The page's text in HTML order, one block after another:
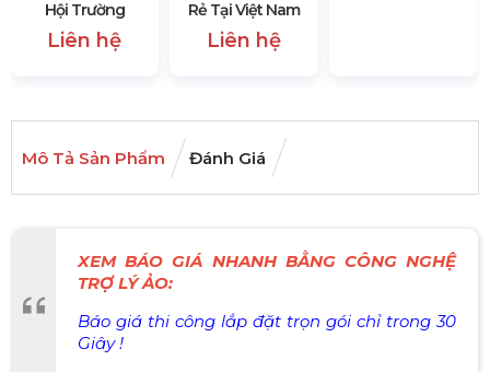
Hội Trường
Liên hệ
Rẻ Tại Việt Nam
Liên hệ
Mô Tả Sản Phẩm Đánh Giá
XEM BÁO GIÁ NHANH BẰNG CÔNG NGHỆ
TRỢ LÝ ẢO:
Báo giá thi công lắp đặt trọn gói chỉ trong 30
Giây !